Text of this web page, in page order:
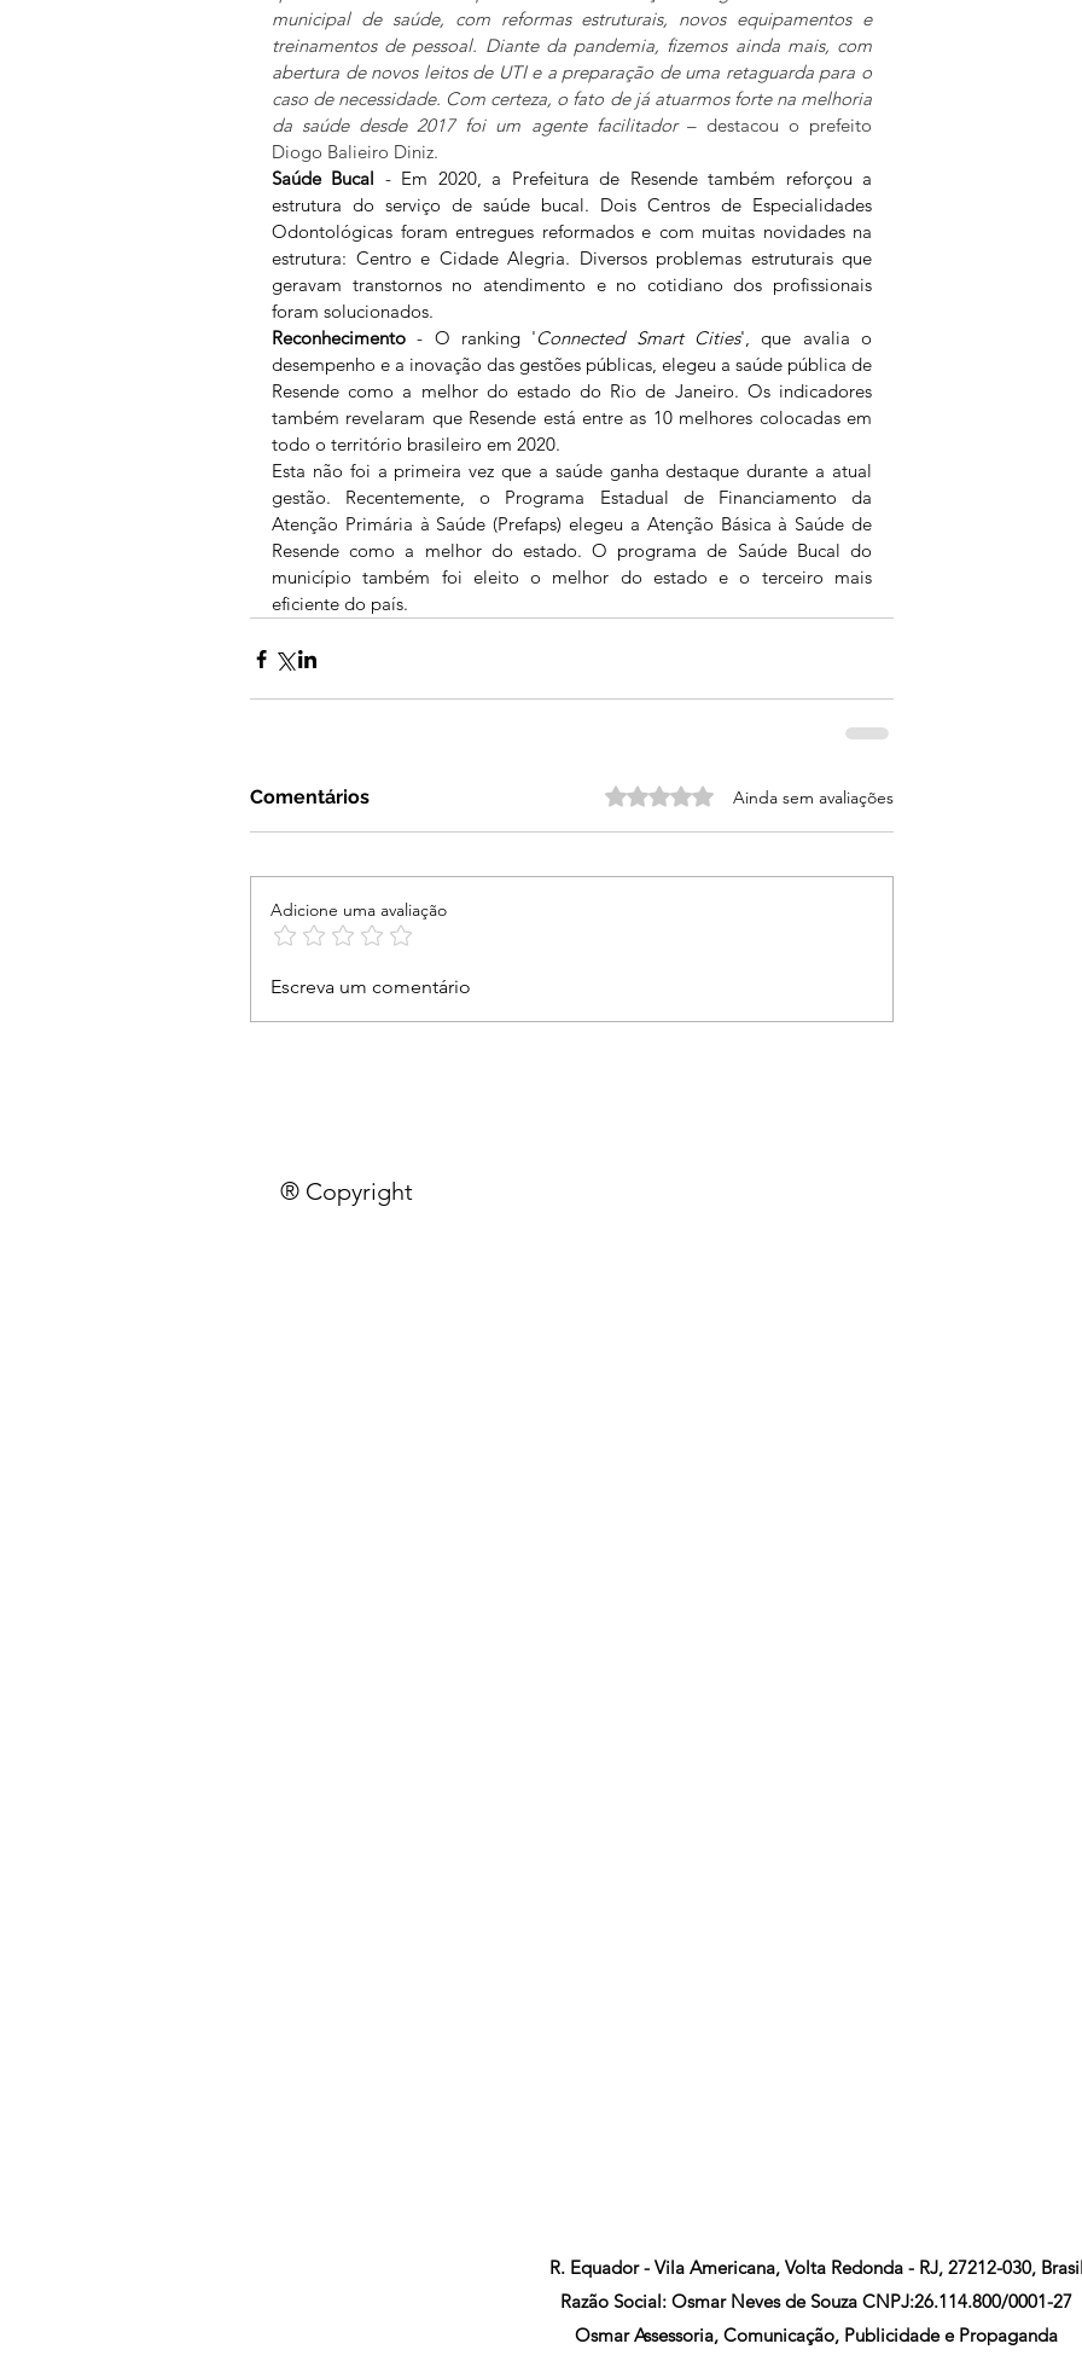
municipal de saúde, com reformas estruturais, novos equipamentos e
treinamentos de pessoal. Diante da pandemia, fizemos ainda mais, com
abertura de novos leitos de UTI e a preparação de uma retaguarda para o
caso de necessidade. Com certeza, o fato de já atuarmos forte na melhoria
da saúde desde 2017 foi um agente facilitador – destacou o prefeito
Diogo Balieiro Diniz.
Saúde Bucal - Em 2020, a Prefeitura de Resende também reforçou a
estrutura do serviço de saúde bucal. Dois Centros de Especialidades
Odontológicas foram entregues reformados e com muitas novidades na
estrutura: Centro e Cidade Alegria. Diversos problemas estruturais que
geravam transtornos no atendimento e no cotidiano dos profissionais
foram solucionados.
Reconhecimento - O ranking 'Connected Smart Cities', que avalia o
desempenho e a inovação das gestões públicas, elegeu a saúde pública de
Resende como a melhor do estado do Rio de Janeiro. Os indicadores
também revelaram que Resende está entre as 10 melhores colocadas em
todo o território brasileiro em 2020.
Esta não foi a primeira vez que a saúde ganha destaque durante a atual
gestão. Recentemente, o Programa Estadual de Financiamento da
Atenção Primária à Saúde (Prefaps) elegeu a Atenção Básica à Saúde de
Resende como a melhor do estado. O programa de Saúde Bucal do
município também foi eleito o melhor do estado e o terceiro mais
eficiente do país.
Comentários Avaliado com 0 de 5 estrelas.
Ainda sem avaliações
Adicione uma avaliação
Escreva um comentário
® Copyright
R. Equador - Vila Americana, Volta Redonda - RJ, 27212-030, Brasil
Razão Social: Osmar Neves de Souza CNPJ:26.114.800/0001-27
Osmar Assessoria, Comunicação, Publicidade e Propaganda